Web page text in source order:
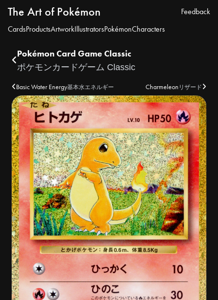
The Art of Pokémon
CardsProductsArtworkIllustratorsPokémonCharacters
Feedback
Pokémon Card Game Classic
ポケモンカードゲーム Classic
Basic Water Energy基本水エネルギー Charmeleon リザード